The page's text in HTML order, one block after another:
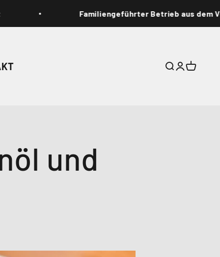
Familiengeführter Betrieb aus dem Vorspessart
Suche
und